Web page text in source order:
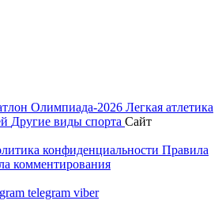
Олимпиада-2026 Легкая атлетика
Другие виды спорта Сайт
конфиденциальности Правила
комментирования
telegram viber